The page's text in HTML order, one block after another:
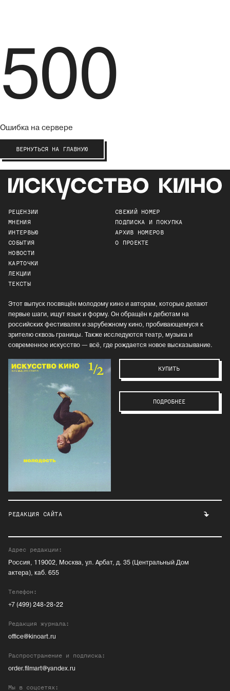
500
Ошибка на сервере
ВЕРНУТЬСЯ НА ГЛАВНУЮ
РЕЦЕНЗИИ
МНЕНИЯ
ИНТЕРВЬЮ
СОБЫТИЯ
НОВОСТИ
КАРТОЧКИ
ЛЕКЦИИ
ТЕКСТЫ
СВЕЖИЙ НОМЕР
ПОДПИСКА И ПОКУПКА
АРХИВ НОМЕРОВ
О ПРОЕКТЕ
Этот выпуск посвящён молодому кино и авторам, которые делают
первые шаги, ищут язык и форму. Он обращён к дебютам на
российских фестивалях и зарубежному кино, пробивающемуся к
зрителю сквозь границы. Также исследуются театр, музыка и
современное искусство — всё, где рождается новое высказывание.
КУПИТЬ
ПОДРОБНЕЕ
РЕДАКЦИЯ САЙТА
Адрес редакции:
Россия, 119002, Москва, ул. Арбат, д. 35 (Центральный Дом
актера), каб. 655
Телефон:
+7 (499) 248-28-22
Редакция журнала:
office@kinoart.ru
Распространение и подписка:
order.filmart@yandex.ru
Мы в соцсетях: